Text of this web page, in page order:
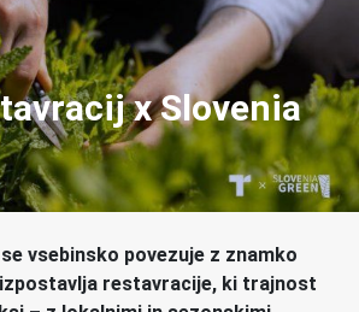
x Slovenia
vsebinsko povezuje z znamko
restavracije, ki trajnost